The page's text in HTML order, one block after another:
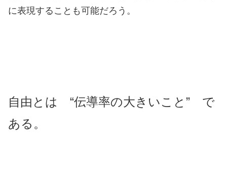
に表現することも可能だろう。
自由とは “伝導率の大きいこと” で
ある。